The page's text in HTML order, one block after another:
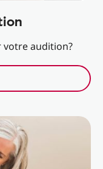
votre audition?